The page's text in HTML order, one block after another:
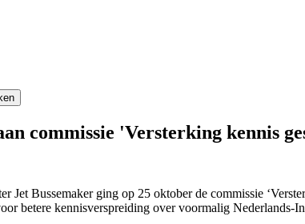
commissie 'Versterking kennis
Jet Bussemaker ging op 25 oktober de commissie
betere kennisverspreiding over voormalig